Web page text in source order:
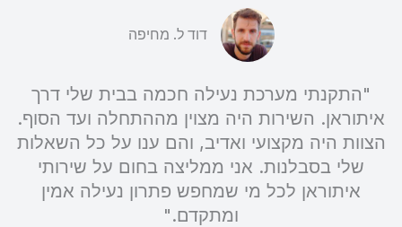
דוד ל. מחיפה
"התקנתי מערכת נעילה חכמה בבית שלי דרך
איתוראן. השירות היה מצוין מההתחלה ועד הסוף.
הצוות היה מקצועי ואדיב, והם ענו על כל השאלות
שלי בסבלנות. אני ממליצה בחום על שירותי
איתוראן לכל מי שמחפש פתרון נעילה אמין
ומתקדם."